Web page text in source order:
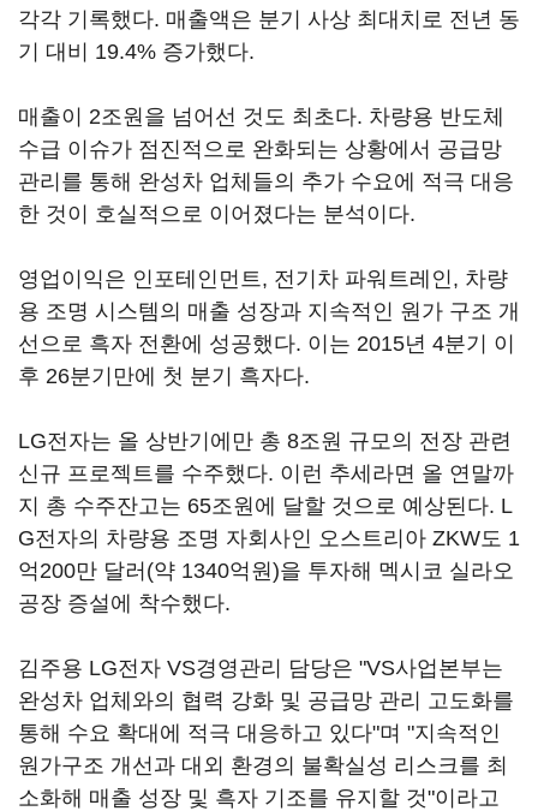
각각 기록했다. 매출액은 분기 사상 최대치로 전년 동
기 대비 19.4% 증가했다.
매출이 2조원을 넘어선 것도 최초다. 차량용 반도체
수급 이슈가 점진적으로 완화되는 상황에서 공급망
관리를 통해 완성차 업체들의 추가 수요에 적극 대응
한 것이 호실적으로 이어졌다는 분석이다.
영업이익은 인포테인먼트, 전기차 파워트레인, 차량
용 조명 시스템의 매출 성장과 지속적인 원가 구조 개
선으로 흑자 전환에 성공했다. 이는 2015년 4분기 이
후 26분기만에 첫 분기 흑자다.
LG전자는 올 상반기에만 총 8조원 규모의 전장 관련
신규 프로젝트를 수주했다. 이런 추세라면 올 연말까
지 총 수주잔고는 65조원에 달할 것으로 예상된다. L
G전자의 차량용 조명 자회사인 오스트리아 ZKW도 1
억200만 달러(약 1340억원)을 투자해 멕시코 실라오
공장 증설에 착수했다.
김주용 LG전자 VS경영관리 담당은 "VS사업본부는
완성차 업체와의 협력 강화 및 공급망 관리 고도화를
통해 수요 확대에 적극 대응하고 있다"며 "지속적인
원가구조 개선과 대외 환경의 불확실성 리스크를 최
소화해 매출 성장 및 흑자 기조를 유지할 것"이라고